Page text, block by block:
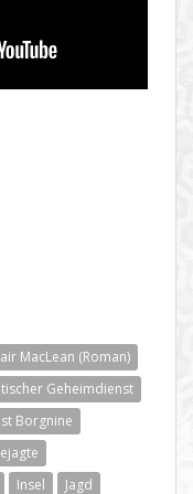
MacLean (Roman)
Geheimdienst
Borgnine
Insel
Jagd